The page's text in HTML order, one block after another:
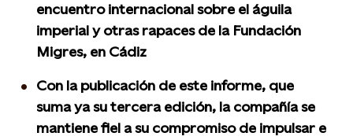
encuentro internacional sobre el águila
imperial y otras rapaces de la Fundación
Migres, en Cádiz
Con la publicación de este informe, que
suma ya su tercera edición, la compañía se
mantiene fiel a su compromiso de impulsar e